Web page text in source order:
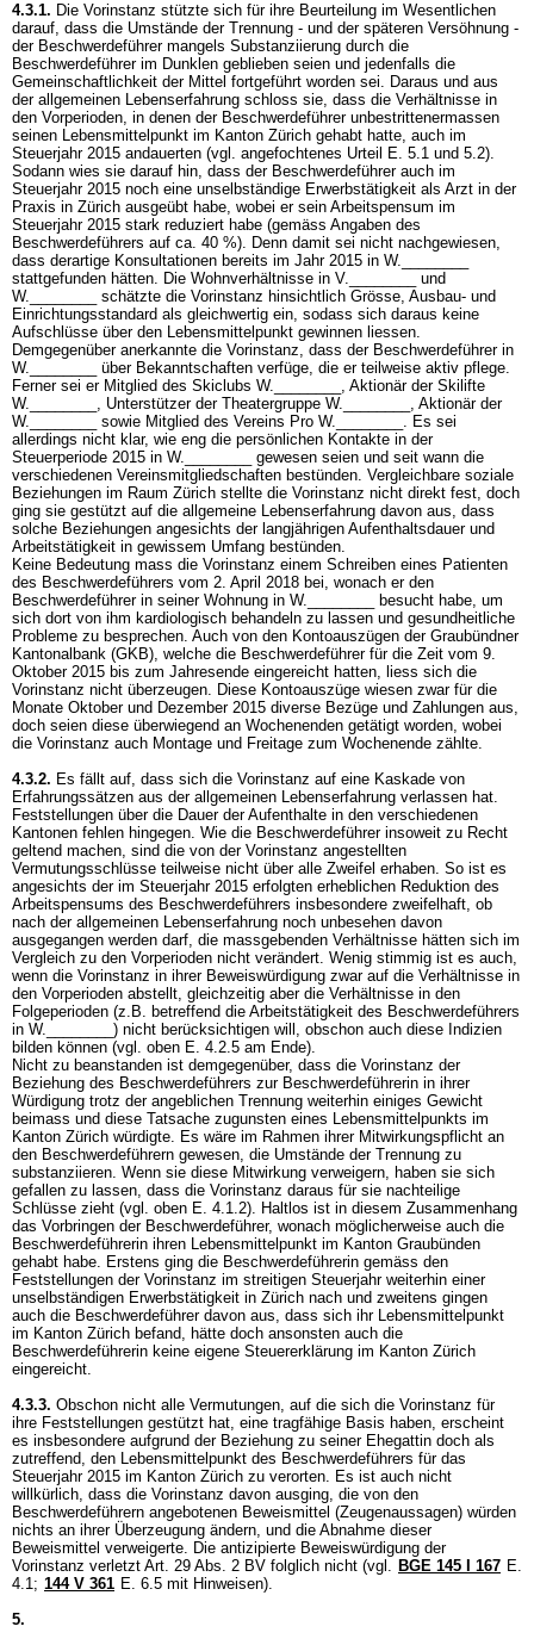
4.3.1. Die Vorinstanz stützte sich für ihre Beurteilung im Wesentlichen
darauf, dass die Umstände der Trennung - und der späteren Versöhnung -
der Beschwerdeführer mangels Substanziierung durch die
Beschwerdeführer im Dunklen geblieben seien und jedenfalls die
Gemeinschaftlichkeit der Mittel fortgeführt worden sei. Daraus und aus
der allgemeinen Lebenserfahrung schloss sie, dass die Verhältnisse in
den Vorperioden, in denen der Beschwerdeführer unbestrittenermassen
seinen Lebensmittelpunkt im Kanton Zürich gehabt hatte, auch im
Steuerjahr 2015 andauerten (vgl. angefochtenes Urteil E. 5.1 und 5.2).
Sodann wies sie darauf hin, dass der Beschwerdeführer auch im
Steuerjahr 2015 noch eine unselbständige Erwerbstätigkeit als Arzt in der
Praxis in Zürich ausgeübt habe, wobei er sein Arbeitspensum im
Steuerjahr 2015 stark reduziert habe (gemäss Angaben des
Beschwerdeführers auf ca. 40 %). Denn damit sei nicht nachgewiesen,
dass derartige Konsultationen bereits im Jahr 2015 in W.________
stattgefunden hätten. Die Wohnverhältnisse in V.________ und
W.________ schätzte die Vorinstanz hinsichtlich Grösse, Ausbau- und
Einrichtungsstandard als gleichwertig ein, sodass sich daraus keine
Aufschlüsse über den Lebensmittelpunkt gewinnen liessen.
Demgegenüber anerkannte die Vorinstanz, dass der Beschwerdeführer in
W.________ über Bekanntschaften verfüge, die er teilweise aktiv pflege.
Ferner sei er Mitglied des Skiclubs W.________, Aktionär der Skilifte
W.________, Unterstützer der Theatergruppe W.________, Aktionär der
W.________ sowie Mitglied des Vereins Pro W.________. Es sei
allerdings nicht klar, wie eng die persönlichen Kontakte in der
Steuerperiode 2015 in W.________ gewesen seien und seit wann die
verschiedenen Vereinsmitgliedschaften bestünden. Vergleichbare soziale
Beziehungen im Raum Zürich stellte die Vorinstanz nicht direkt fest, doch
ging sie gestützt auf die allgemeine Lebenserfahrung davon aus, dass
solche Beziehungen angesichts der langjährigen Aufenthaltsdauer und
Arbeitstätigkeit in gewissem Umfang bestünden.
Keine Bedeutung mass die Vorinstanz einem Schreiben eines Patienten
des Beschwerdeführers vom 2. April 2018 bei, wonach er den
Beschwerdeführer in seiner Wohnung in W.________ besucht habe, um
sich dort von ihm kardiologisch behandeln zu lassen und gesundheitliche
Probleme zu besprechen. Auch von den Kontoauszügen der Graubündner
Kantonalbank (GKB), welche die Beschwerdeführer für die Zeit vom 9.
Oktober 2015 bis zum Jahresende eingereicht hatten, liess sich die
Vorinstanz nicht überzeugen. Diese Kontoauszüge wiesen zwar für die
Monate Oktober und Dezember 2015 diverse Bezüge und Zahlungen aus,
doch seien diese überwiegend an Wochenenden getätigt worden, wobei
die Vorinstanz auch Montage und Freitage zum Wochenende zählte.
4.3.2. Es fällt auf, dass sich die Vorinstanz auf eine Kaskade von
Erfahrungssätzen aus der allgemeinen Lebenserfahrung verlassen hat.
Feststellungen über die Dauer der Aufenthalte in den verschiedenen
Kantonen fehlen hingegen. Wie die Beschwerdeführer insoweit zu Recht
geltend machen, sind die von der Vorinstanz angestellten
Vermutungsschlüsse teilweise nicht über alle Zweifel erhaben. So ist es
angesichts der im Steuerjahr 2015 erfolgten erheblichen Reduktion des
Arbeitspensums des Beschwerdeführers insbesondere zweifelhaft, ob
nach der allgemeinen Lebenserfahrung noch unbesehen davon
ausgegangen werden darf, die massgebenden Verhältnisse hätten sich im
Vergleich zu den Vorperioden nicht verändert. Wenig stimmig ist es auch,
wenn die Vorinstanz in ihrer Beweiswürdigung zwar auf die Verhältnisse in
den Vorperioden abstellt, gleichzeitig aber die Verhältnisse in den
Folgeperioden (z.B. betreffend die Arbeitstätigkeit des Beschwerdeführers
in W.________) nicht berücksichtigen will, obschon auch diese Indizien
bilden können (vgl. oben E. 4.2.5 am Ende).
Nicht zu beanstanden ist demgegenüber, dass die Vorinstanz der
Beziehung des Beschwerdeführers zur Beschwerdeführerin in ihrer
Würdigung trotz der angeblichen Trennung weiterhin einiges Gewicht
beimass und diese Tatsache zugunsten eines Lebensmittelpunkts im
Kanton Zürich würdigte. Es wäre im Rahmen ihrer Mitwirkungspflicht an
den Beschwerdeführern gewesen, die Umstände der Trennung zu
substanziieren. Wenn sie diese Mitwirkung verweigern, haben sie sich
gefallen zu lassen, dass die Vorinstanz daraus für sie nachteilige
Schlüsse zieht (vgl. oben E. 4.1.2). Haltlos ist in diesem Zusammenhang
das Vorbringen der Beschwerdeführer, wonach möglicherweise auch die
Beschwerdeführerin ihren Lebensmittelpunkt im Kanton Graubünden
gehabt habe. Erstens ging die Beschwerdeführerin gemäss den
Feststellungen der Vorinstanz im streitigen Steuerjahr weiterhin einer
unselbständigen Erwerbstätigkeit in Zürich nach und zweitens gingen
auch die Beschwerdeführer davon aus, dass sich ihr Lebensmittelpunkt
im Kanton Zürich befand, hätte doch ansonsten auch die
Beschwerdeführerin keine eigene Steuererklärung im Kanton Zürich
eingereicht.
4.3.3. Obschon nicht alle Vermutungen, auf die sich die Vorinstanz für
ihre Feststellungen gestützt hat, eine tragfähige Basis haben, erscheint
es insbesondere aufgrund der Beziehung zu seiner Ehegattin doch als
zutreffend, den Lebensmittelpunkt des Beschwerdeführers für das
Steuerjahr 2015 im Kanton Zürich zu verorten. Es ist auch nicht
willkürlich, dass die Vorinstanz davon ausging, die von den
Beschwerdeführern angebotenen Beweismittel (Zeugenaussagen) würden
nichts an ihrer Überzeugung ändern, und die Abnahme dieser
Beweismittel verweigerte. Die antizipierte Beweiswürdigung der
Vorinstanz verletzt Art. 29 Abs. 2 BV folglich nicht (vgl. BGE 145 I 167 E.
4.1; 144 V 361 E. 6.5 mit Hinweisen).
5.